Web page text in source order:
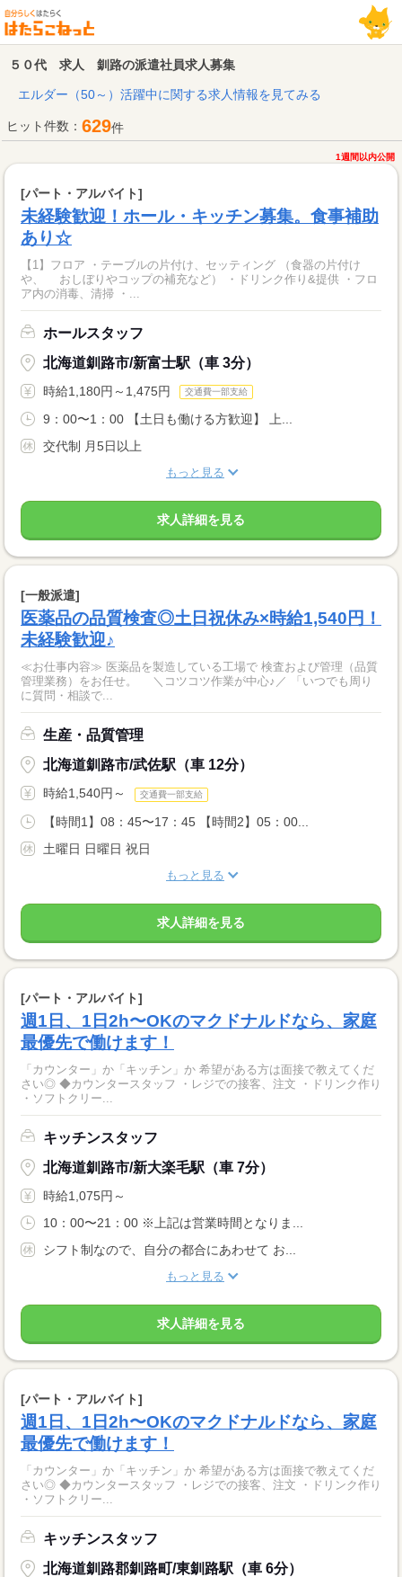
５０代 求人 釧路の派遣社員求人募集
エルダー（50～）活躍中に関する求人情報を見てみる
ヒット件数： 629件
1週間以内公開
[パート・アルバイト]
未経験歓迎！ホール・キッチン募集。食事補助
あり☆
【1】フロア ・テーブルの片付け、セッティング （食器の片付け
や、 おしぼりやコップの補充など） ・ドリンク作り&提供 ・フロ
ア内の消毒、清掃 ・...
ホールスタッフ
北海道釧路市/新富士駅（車 3分）
時給1,180円～1,475円 交通費一部支給
9：00〜1：00 【土日も働ける方歓迎】 上...
交代制 月5日以上
もっと見る
求人詳細を見る
[一般派遣]
医薬品の品質検査◎土日祝休み×時給1,540円！
未経験歓迎♪
≪お仕事内容≫ 医薬品を製造している工場で 検査および管理（品質
管理業務）をお任せ。 ＼コツコツ作業が中心♪／ 「いつでも周り
に質問・相談で...
生産・品質管理
北海道釧路市/武佐駅（車 12分）
時給1,540円～ 交通費一部支給
【時間1】08：45〜17：45 【時間2】05：00...
土曜日 日曜日 祝日
もっと見る
求人詳細を見る
[パート・アルバイト]
週1日、1日2h〜OKのマクドナルドなら、家庭
最優先で働けます！
「カウンター」か「キッチン」か 希望がある方は面接で教えてくだ
さい◎ ◆カウンタースタッフ ・レジでの接客、注文 ・ドリンク作り
・ソフトクリー...
キッチンスタッフ
北海道釧路市/新大楽毛駅（車 7分）
時給1,075円～
10：00〜21：00 ※上記は営業時間となりま...
シフト制なので、自分の都合にあわせて お...
もっと見る
求人詳細を見る
[パート・アルバイト]
週1日、1日2h〜OKのマクドナルドなら、家庭
最優先で働けます！
「カウンター」か「キッチン」か 希望がある方は面接で教えてくだ
さい◎ ◆カウンタースタッフ ・レジでの接客、注文 ・ドリンク作り
・ソフトクリー...
キッチンスタッフ
北海道釧路郡釧路町/東釧路駅（車 6分）